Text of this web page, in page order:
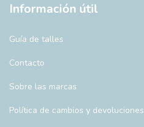
Información útil
Guía de talles
Contacto
Sobre las marcas
Política de cambios y devoluciones